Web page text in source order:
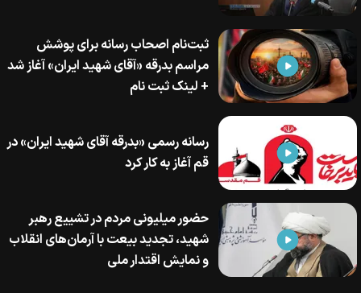
ثبت‌نام اصحاب رسانه برای پوشش
مراسم بدرقه «آقای شهید ایران» آغاز شد
+ لینک ثبت نام
رسانه رسمی «بدرقه آقای شهید ایران» در
قم آغاز به کار کرد
حضور میلیونی مردم در تشییع رهبر
شهید، تجدید بیعت با آرمان‌های انقلاب
و نمایش اقتدار ملی